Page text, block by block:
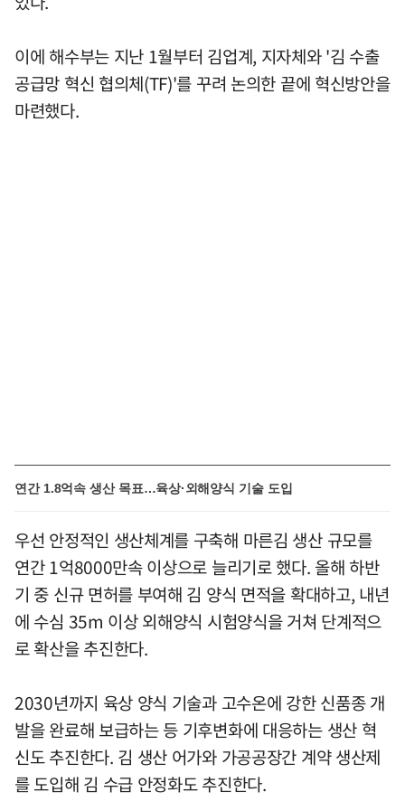
이에 해수부는 지난 1월부터 김업계, 지자체와 '김 수출
공급망 혁신 협의체(TF)'를 꾸려 논의한 끝에 혁신방안을
마련했다.
연간 1.8억속 생산 목표…육상·외해양식 기술 도입
우선 안정적인 생산체계를 구축해 마른김 생산 규모를
연간 1억8000만속 이상으로 늘리기로 했다. 올해 하반
기 중 신규 면허를 부여해 김 양식 면적을 확대하고, 내년
에 수심 35m 이상 외해양식 시험양식을 거쳐 단계적으
로 확산을 추진한다.
2030년까지 육상 양식 기술과 고수온에 강한 신품종 개
발을 완료해 보급하는 등 기후변화에 대응하는 생산 혁
신도 추진한다. 김 생산 어가와 가공공장간 계약 생산제
를 도입해 김 수급 안정화도 추진한다.